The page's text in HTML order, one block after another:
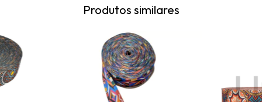
Produtos similares